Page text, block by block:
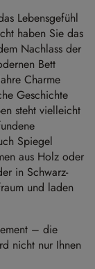
Lebensgefühl
haben Sie das
Nachlass der
Bett
Charme
Geschichte
steht vielleicht
Spiegel
aus Holz oder
in Schwarz-
und laden
– die
nicht nur Ihnen